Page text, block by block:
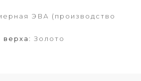
ЭВА (производство
верха: Золото